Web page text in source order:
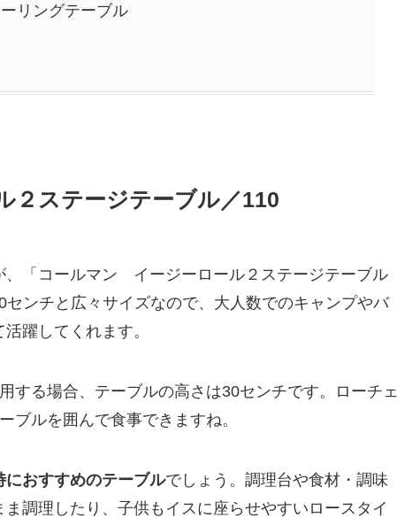
リングテーブル
ステージテーブル／110
、「コールマン イージーロール２ステージテーブル
ンチと広々サイズなので、大人数でのキャンプやバ
躍してくれます。
する場合、テーブルの高さは30センチです。ローチェ
ブルを囲んで食事できますね。
おすすめのテーブルでしょう。調理台や食材・調味
調理したり、子供もイスに座らせやすいロースタイ